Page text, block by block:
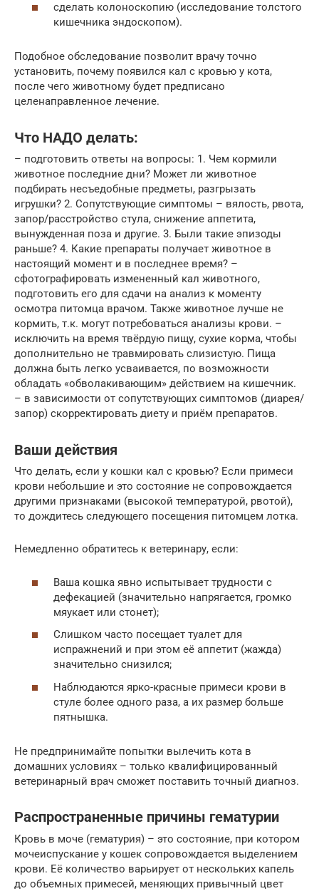
сделать колоноскопию (исследование толстого
кишечника эндоскопом).
Подобное обследование позволит врачу точно
установить, почему появился кал с кровью у кота,
после чего животному будет предписано
целенаправленное лечение.
Что НАДО делать:
– подготовить ответы на вопросы: 1. Чем кормили
животное последние дни? Может ли животное
подбирать несъедобные предметы, разгрызать
игрушки? 2. Сопутствующие симптомы – вялость, рвота,
запор/расстройство стула, снижение аппетита,
вынужденная поза и другие. 3. Были такие эпизоды
раньше? 4. Какие препараты получает животное в
настоящий момент и в последнее время? –
сфотографировать измененный кал животного,
подготовить его для сдачи на анализ к моменту
осмотра питомца врачом. Также животное лучше не
кормить, т.к. могут потребоваться анализы крови. –
исключить на время твёрдую пищу, сухие корма, чтобы
дополнительно не травмировать слизистую. Пища
должна быть легко усваивается, по возможности
обладать «обволакивающим» действием на кишечник.
– в зависимости от сопутствующих симптомов (диарея/
запор) скорректировать диету и приём препаратов.
Ваши действия
Что делать, если у кошки кал с кровью? Если примеси
крови небольшие и это состояние не сопровождается
другими признаками (высокой температурой, рвотой),
то дождитесь следующего посещения питомцем лотка.
Немедленно обратитесь к ветеринару, если:
Ваша кошка явно испытывает трудности с
дефекацией (значительно напрягается, громко
мяукает или стонет);
Слишком часто посещает туалет для
испражнений и при этом её аппетит (жажда)
значительно снизился;
Наблюдаются ярко-красные примеси крови в
стуле более одного раза, а их размер больше
пятнышка.
Не предпринимайте попытки вылечить кота в
домашних условиях – только квалифицированный
ветеринарный врач сможет поставить точный диагноз.
Распространенные причины гематурии
Кровь в моче (гематурия) – это состояние, при котором
мочеиспускание у кошек сопровождается выделением
крови. Её количество варьирует от нескольких капель
до объемных примесей, меняющих привычный цвет